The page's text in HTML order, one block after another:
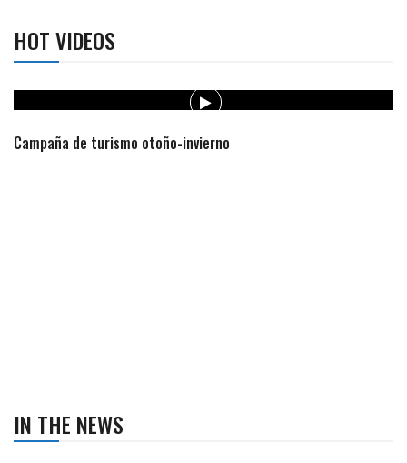
HOT VIDEOS
Campaña de turismo otoño-invierno
IN THE NEWS